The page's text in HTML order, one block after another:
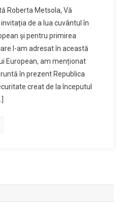
Roberta Metsola, Vă
de a lua cuvântul în
și pentru primirea
l-am adresat în această
European, am menționat
în prezent Republica
creat de la începutul